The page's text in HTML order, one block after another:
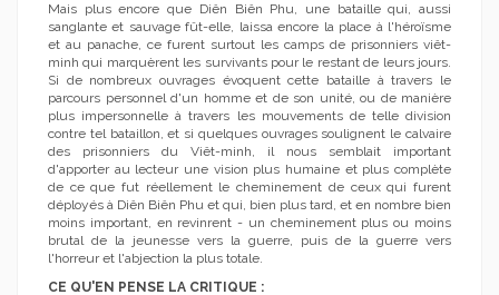
Mais plus encore que Diên Biên Phu, une bataille qui, aussi
sanglante et sauvage fût-elle, laissa encore la place à l'héroïsme
et au panache, ce furent surtout les camps de prisonniers viêt-
minh qui marquèrent les survivants pour le restant de leurs jours.
Si de nombreux ouvrages évoquent cette bataille à travers le
parcours personnel d'un homme et de son unité, ou de manière
plus impersonnelle à travers les mouvements de telle division
contre tel bataillon, et si quelques ouvrages soulignent le calvaire
des prisonniers du Viêt-minh, il nous semblait important
d'apporter au lecteur une vision plus humaine et plus complète
de ce que fut réellement le cheminement de ceux qui furent
déployés à Diên Biên Phu et qui, bien plus tard, et en nombre bien
moins important, en revinrent - un cheminement plus ou moins
brutal de la jeunesse vers la guerre, puis de la guerre vers
l'horreur et l'abjection la plus totale.
CE QU'EN PENSE LA CRITIQUE :